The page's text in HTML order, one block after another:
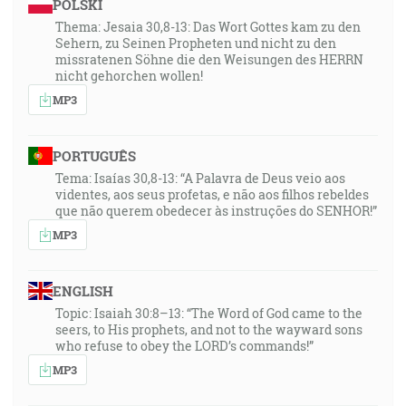
33:15
A bol večer, a bolo ráno, prvý deň. [1M 1:5]
34:40
A chrámu som nevidel v ňom, lebo Pán Bôh,
všemohúci, je jeho chrámom a Baránok. [Zj 21:22]
35:27
A videl som a hľa, Baránok stál na vrchu Sione a s
ním sto štyridsaťštyri tisíc takých, ktorí majú jeho
meno a meno jeho Otca napísané na svojich čelách. …
To sú tí, ktorí sa nepoškvrnili so ženami, lebo sú
35:41
***Hozeáš, Jeremiáš... "žena" duchovne označuje
zbor... toto neviem nájsť***
POLSKI
Thema: Jesaia 30,8-13: Das Wort Gottes kam zu den
Sehern, zu Seinen Propheten und nicht zu den
missratenen Söhne die den Weisungen des HERRN
nicht gehorchen wollen!
MP3
PORTUGUÊS
Tema: Isaías 30,8-13: “A Palavra de Deus veio aos
videntes, aos seus profetas, e não aos filhos rebeldes
que não querem obedecer às instruções do SENHOR!”
MP3
ENGLISH
Topic: Isaiah 30:8–13: “The Word of God came to the
seers, to His prophets, and not to the wayward sons
who refuse to obey the LORD’s commands!”
MP3